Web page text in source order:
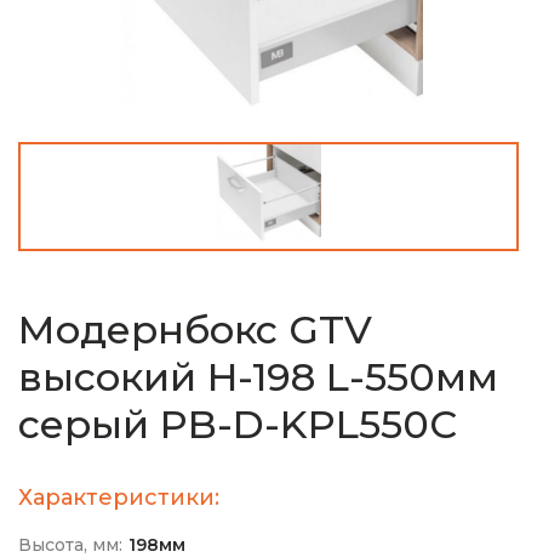
Модернбокс GTV
высокий H-198 L-550мм
cерый PB-D-KPL550C
Характеристики:
Высота, мм: 198мм